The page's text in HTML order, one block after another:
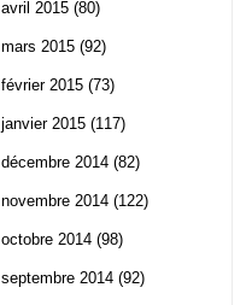
avril 2015 (80)
mars 2015 (92)
février 2015 (73)
janvier 2015 (117)
décembre 2014 (82)
novembre 2014 (122)
octobre 2014 (98)
septembre 2014 (92)